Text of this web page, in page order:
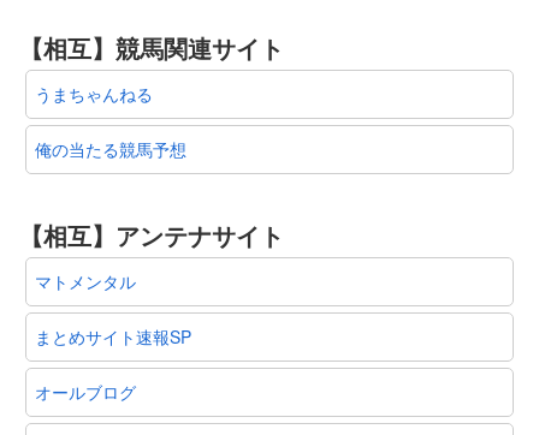
【相互】競馬関連サイト
うまちゃんねる
俺の当たる競馬予想
【相互】アンテナサイト
マトメンタル
まとめサイト速報SP
オールブログ